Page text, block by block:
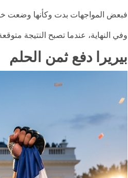
فبعض المواجهات بدت وكأنها وضعت
وفي النهاية، عندما تصبح النتيجة
بيريرا دفع ثمن الحلم